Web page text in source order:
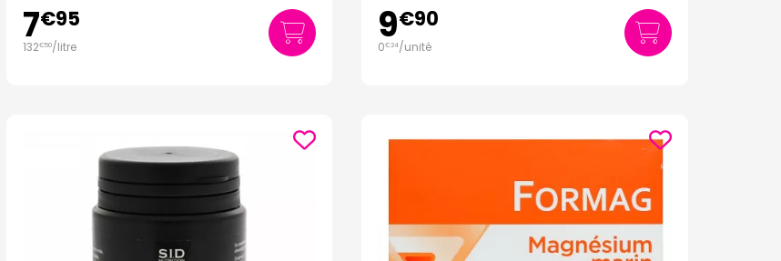
7€95
132€50/litre 9€90
0€24/unité